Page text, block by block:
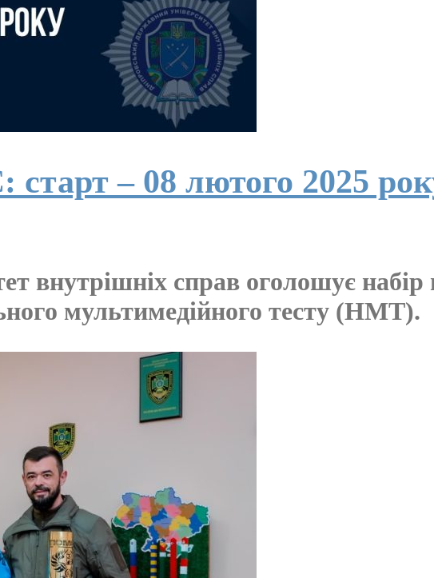
– 08 лютого 2025
внутрішніх справ оголошує
мультимедійного тесту (НМТ).